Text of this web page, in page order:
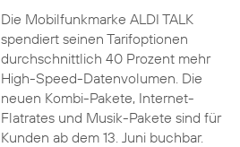
Die Mobilfunkmarke ALDI TALK
spendiert seinen Tarifoptionen
durchschnittlich 40 Prozent mehr
High-Speed-Datenvolumen. Die
neuen Kombi-Pakete, Internet-
Flatrates und Musik-Pakete sind für
Kunden ab dem 13. Juni buchbar.